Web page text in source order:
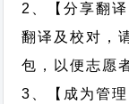
2、【分享翻
翻译及校对，
包，以便志愿
3、【成为管